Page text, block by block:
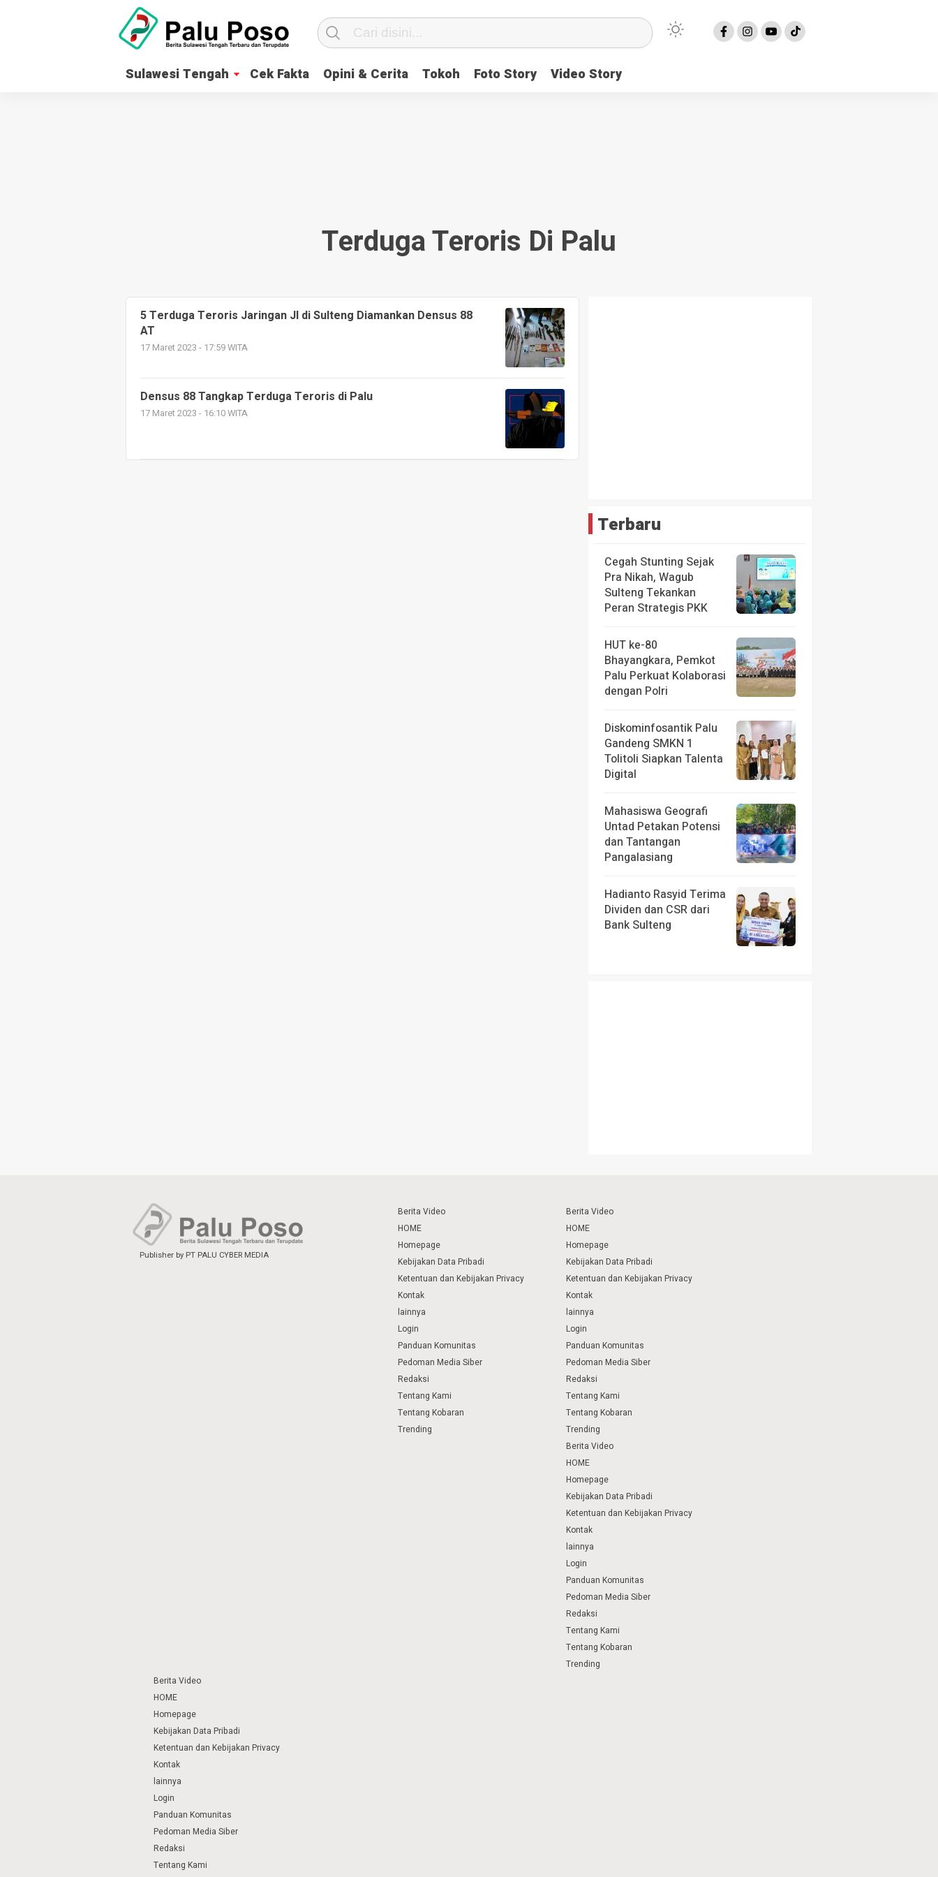
Sulawesi Tengah Cek Fakta Opini & Cerita Tokoh Foto Story Video Story
Terduga Teroris Di Palu
5 Terduga Teroris Jaringan JI di Sulteng Diamankan Densus 88
AT
17 Maret 2023 - 17:59 WITA
Densus 88 Tangkap Terduga Teroris di Palu
17 Maret 2023 - 16:10 WITA
Terbaru
Cegah Stunting Sejak
Pra Nikah, Wagub
Sulteng Tekankan
Peran Strategis PKK
HUT ke-80
Bhayangkara, Pemkot
Palu Perkuat Kolaborasi
dengan Polri
Diskominfosantik Palu
Gandeng SMKN 1
Tolitoli Siapkan Talenta
Digital
Mahasiswa Geografi
Untad Petakan Potensi
dan Tantangan
Pangalasiang
Hadianto Rasyid Terima
Dividen dan CSR dari
Bank Sulteng
Publisher by PT PALU CYBER MEDIA
Berita Video
HOME
Homepage
Kebijakan Data Pribadi
Ketentuan dan Kebijakan Privacy
Kontak
lainnya
Login
Panduan Komunitas
Pedoman Media Siber
Redaksi
Tentang Kami
Tentang Kobaran
Trending
Berita Video
HOME
Homepage
Kebijakan Data Pribadi
Ketentuan dan Kebijakan Privacy
Kontak
lainnya
Login
Panduan Komunitas
Pedoman Media Siber
Redaksi
Tentang Kami
Tentang Kobaran
Trending
Berita Video
HOME
Homepage
Kebijakan Data Pribadi
Ketentuan dan Kebijakan Privacy
Kontak
lainnya
Login
Panduan Komunitas
Pedoman Media Siber
Redaksi
Tentang Kami
Tentang Kobaran
Trending
Berita Video
HOME
Homepage
Kebijakan Data Pribadi
Ketentuan dan Kebijakan Privacy
Kontak
lainnya
Login
Panduan Komunitas
Pedoman Media Siber
Redaksi
Tentang Kami